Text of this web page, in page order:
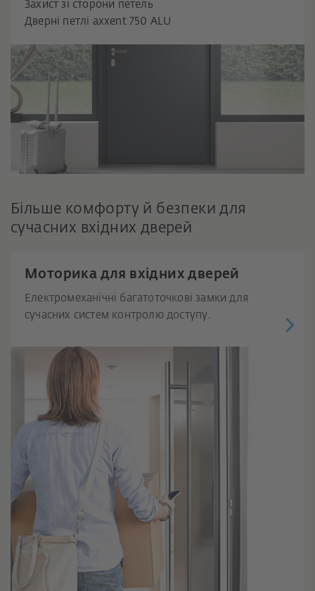
Захист зі сторони петель
Дверні петлі axxent 750 ALU
Більше комфорту й безпеки для
сучасних вхідних дверей
Моторика для вхідних дверей
Електромеханічні багатоточкові замки для
сучасних систем контролю доступу.